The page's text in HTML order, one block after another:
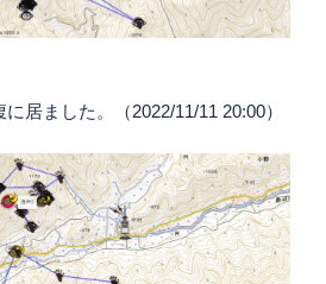
居ました。（2022/11/11 20:00）